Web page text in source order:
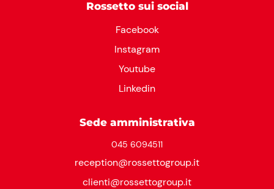
Rossetto sui social
Facebook
Instagram
Youtube
Linkedin
Sede amministrativa
045 6094511
reception@rossettogroup.it
clienti@rossettogroup.it